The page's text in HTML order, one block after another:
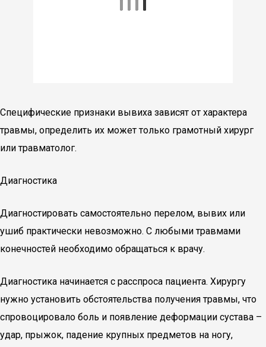
Специфические признаки вывиха зависят от характера
травмы, определить их может только грамотный хирург
или травматолог.
Диагностика
Диагностировать самостоятельно перелом, вывих или
ушиб практически невозможно. С любыми травмами
конечностей необходимо обращаться к врачу.
Диагностика начинается с расспроса пациента. Хирургу
нужно установить обстоятельства получения травмы, что
спровоцировало боль и появление деформации сустава –
удар, прыжок, падение крупных предметов на ногу,